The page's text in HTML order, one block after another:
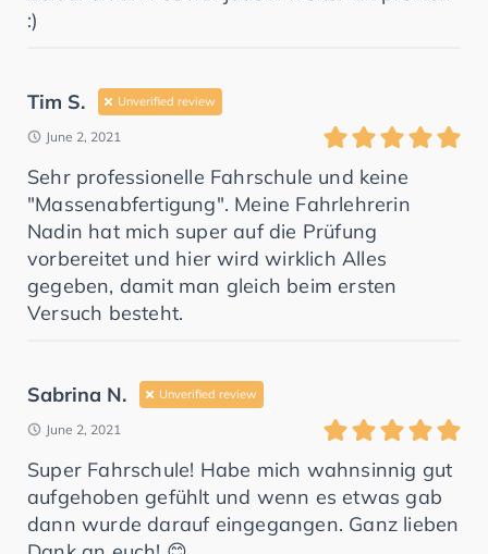
:)
Tim S. Unverified review
June 2, 2021
Sehr professionelle Fahrschule und keine
"Massenabfertigung". Meine Fahrlehrerin
Nadin hat mich super auf die Prüfung
vorbereitet und hier wird wirklich Alles
gegeben, damit man gleich beim ersten
Versuch besteht.
Sabrina N. Unverified review
June 2, 2021
Super Fahrschule! Habe mich wahnsinnig gut
aufgehoben gefühlt und wenn es etwas gab
dann wurde darauf eingegangen. Ganz lieben